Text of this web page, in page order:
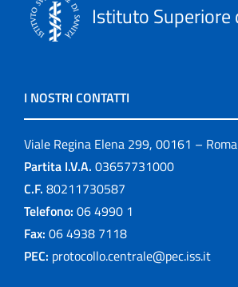
Istituto Superiore
I NOSTRI CONTATTI
Viale Regina Elena 299, 00161 –
Partita I.V.A. 03657731000
C.F. 80211730587
Telefono: 06 4990 1
Fax: 06 4938 7118
PEC: protocollo.centrale@pec.iss.it